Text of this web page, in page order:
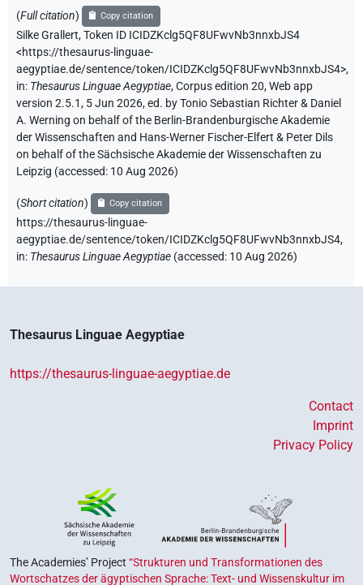
(Full citation) Copy citation
Silke Grallert,Token ID ICIDZKclg5QF8UFwvNb3nnxbJS4
<https://thesaurus-linguae-
aegyptiae.de/sentence/token/ICIDZKclg5QF8UFwvNb3nnxbJS4>,
in: Thesaurus Linguae Aegyptiae,Corpus edition 20, Web app
version 2.5.1, 5 Jun 2026, ed. by Tonio Sebastian Richter & Daniel
A. Werning on behalf of the Berlin-Brandenburgische Akademie
der Wissenschaften and Hans-Werner Fischer-Elfert & Peter Dils
on behalf of the Sächsische Akademie der Wissenschaften zu
Leipzig (accessed: 10 Aug 2026)
(Short citation) Copy citation
https://thesaurus-linguae-
aegyptiae.de/sentence/token/ICIDZKclg5QF8UFwvNb3nnxbJS4,
in: Thesaurus Linguae Aegyptiae (accessed: 10 Aug 2026)
Thesaurus Linguae Aegyptiae
https://thesaurus-linguae-aegyptiae.de
Contact
Imprint
Privacy Policy
The Academies’ Project “Strukturen und Transformationen des
Wortschatzes der ägyptischen Sprache: Text- und Wissenskultur im